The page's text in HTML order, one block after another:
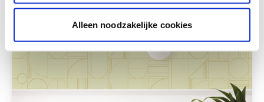
Alleen noodzakelijke cookies